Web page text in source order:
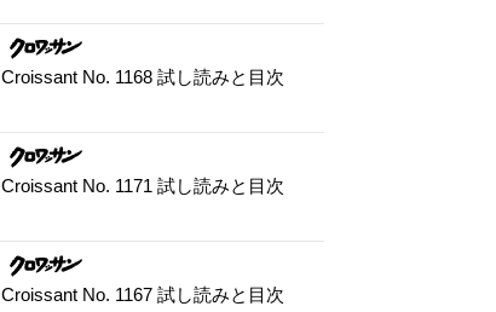
Croissant No. 1168 試し読みと目次
Croissant No. 1171 試し読みと目次
Croissant No. 1167 試し読みと目次